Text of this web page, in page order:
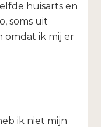
huisarts en
soms uit
omdat ik mij er
ik niet mijn